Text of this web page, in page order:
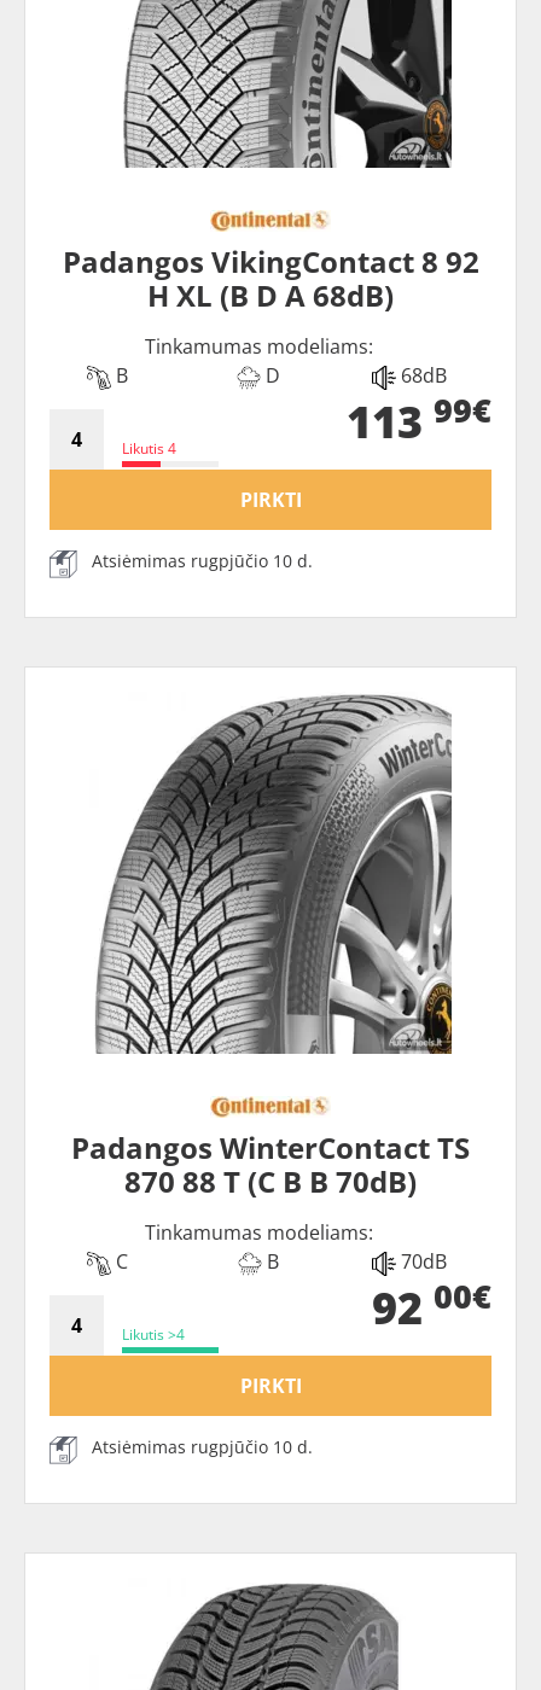
Padangos VikingContact 8 92
H XL (B D A 68dB)
Tinkamumas modeliams:
B
D 68dB
Likutis 4 113 99€
PIRKTI
Atsiėmimas rugpjūčio 10 d.
Padangos WinterContact TS
870 88 T (C B B 70dB)
Tinkamumas modeliams:
C
B 70dB
Likutis >4 92 00€
PIRKTI
Atsiėmimas rugpjūčio 10 d.